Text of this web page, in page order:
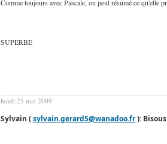
Comme toujours avec Pascale, on peut résumé ce qu'elle
SUPERBE
lundi 25 mai 2009
Sylvain (sylvain.gerard5@wanadoo.fr): Bisous